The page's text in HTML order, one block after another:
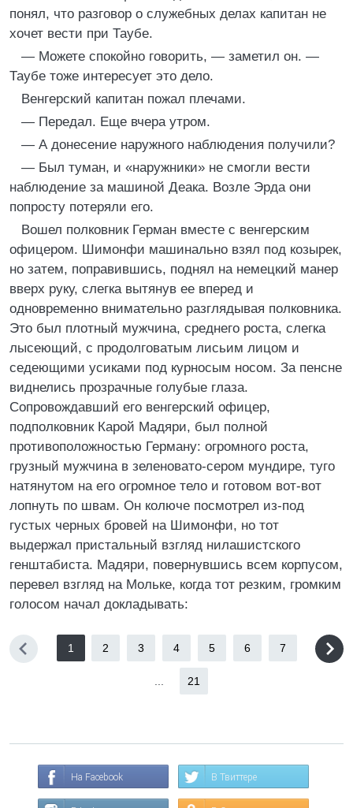
понял, что разговор о служебных делах капитан не
хочет вести при Таубе.
— Можете спокойно говорить, — заметил он. —
Таубе тоже интересует это дело.
Венгерский капитан пожал плечами.
— Передал. Еще вчера утром.
— А донесение наружного наблюдения получили?
— Был туман, и «наружники» не смогли вести
наблюдение за машиной Деака. Возле Эрда они
попросту потеряли его.
Вошел полковник Герман вместе с венгерским
офицером. Шимонфи машинально взял под козырек,
но затем, поправившись, поднял на немецкий манер
вверх руку, слегка вытянув ее вперед и
одновременно внимательно разглядывая полковника.
Это был плотный мужчина, среднего роста, слегка
лысеющий, с продолговатым лисьим лицом и
седеющими усиками под курносым носом. За пенсне
виднелись прозрачные голубые глаза.
Сопровождавший его венгерский офицер,
подполковник Карой Мадяри, был полной
противоположностью Герману: огромного роста,
грузный мужчина в зеленовато-сером мундире, туго
натянутом на его огромное тело и готовом вот-вот
лопнуть по швам. Он колюче посмотрел из-под
густых черных бровей на Шимонфи, но тот
выдержал пристальный взгляд нилашистского
генштабиста. Мадяри, повернувшись всем корпусом,
перевел взгляд на Мольке, когда тот резким, громким
голосом начал докладывать:
1 2 3 4 5 6 7
21
На Facebook В Твиттере